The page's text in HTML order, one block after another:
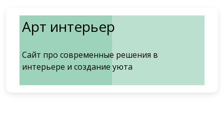
содержимому
Арт интерьер
Сайт про современные решения в
интерьере и создание уюта